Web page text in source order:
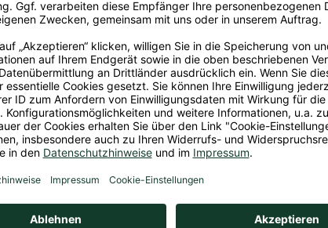
natürliches Vanillearoma, Säuerungsmittel:
GmbH, Plange Mühle 3, 40221 Düsseldorf,